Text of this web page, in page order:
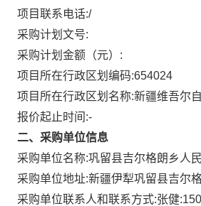
项目联系电话:/
采购计划文号:
采购计划金额（元）:
项目所在行政区划编码:654024
项目所在行政区划名称:新疆维吾尔
报价起止时间:-
二、采购单位信息
采购单位名称:巩留县吉尔格朗乡人
采购单位地址:新疆伊犁巩留县吉尔
采购单位联系人和联系方式:张健